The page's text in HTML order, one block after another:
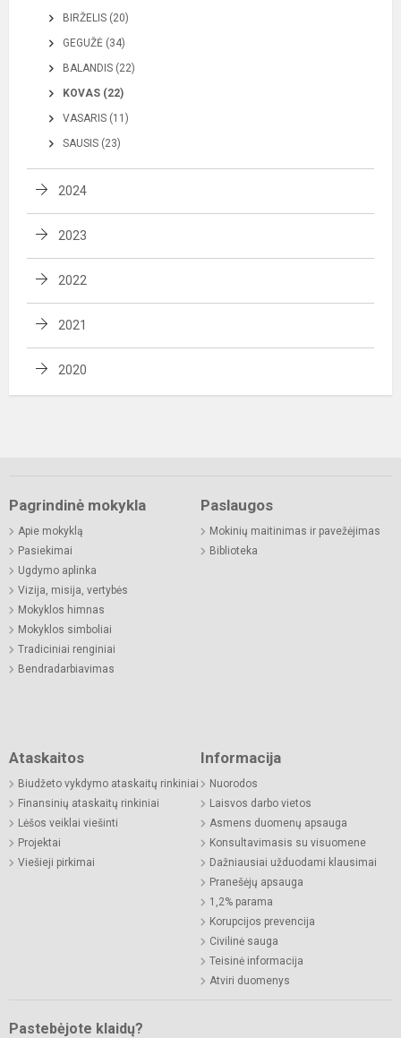
BIRŽELIS (20)
GEGUŽĖ (34)
BALANDIS (22)
KOVAS (22)
VASARIS (11)
SAUSIS (23)
2024
2023
2022
2021
2020
Pagrindinė mokykla
Apie mokyklą
Pasiekimai
Ugdymo aplinka
Vizija, misija, vertybės
Mokyklos himnas
Mokyklos simboliai
Tradiciniai renginiai
Bendradarbiavimas
Paslaugos
Mokinių maitinimas ir pavežėjimas
Biblioteka
Ataskaitos
Biudžeto vykdymo ataskaitų rinkiniai
Finansinių ataskaitų rinkiniai
Lėšos veiklai viešinti
Projektai
Viešieji pirkimai
Informacija
Nuorodos
Laisvos darbo vietos
Asmens duomenų apsauga
Konsultavimasis su visuomene
Dažniausiai užduodami klausimai
Pranešėjų apsauga
1,2% parama
Korupcijos prevencija
Civilinė sauga
Teisinė informacija
Atviri duomenys
Pastebėjote klaidų?